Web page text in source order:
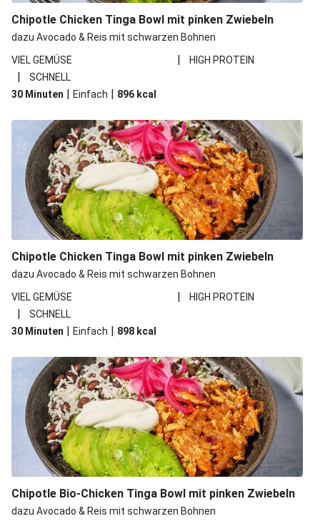
Chipotle Chicken Tinga Bowl mit pinken Zwiebeln
dazu Avocado & Reis mit schwarzen Bohnen
VIEL GEMÜSE
| HIGH PROTEIN
|
SCHNELL
30 Minuten | Einfach | 896 kcal
Chipotle Chicken Tinga Bowl mit pinken Zwiebeln
dazu Avocado & Reis mit schwarzen Bohnen
VIEL GEMÜSE
| HIGH PROTEIN
|
SCHNELL
30 Minuten | Einfach | 898 kcal
Chipotle Bio-Chicken Tinga Bowl mit pinken Zwiebeln
dazu Avocado & Reis mit schwarzen Bohnen